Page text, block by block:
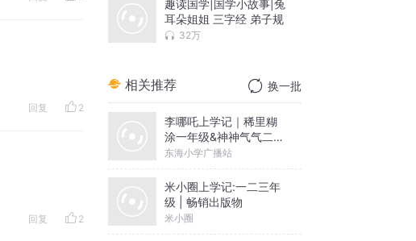
回复 2
回复 2
趣读国学|国学小故事|兔
耳朵姐姐 三字经 弟子规
32万
相关推荐 换一批
李哪吒上学记｜稀里糊
涂一年级&神神气气二年
级
东海小学广播站
米小圈上学记:一二三年
级 | 畅销出版物
米小圈